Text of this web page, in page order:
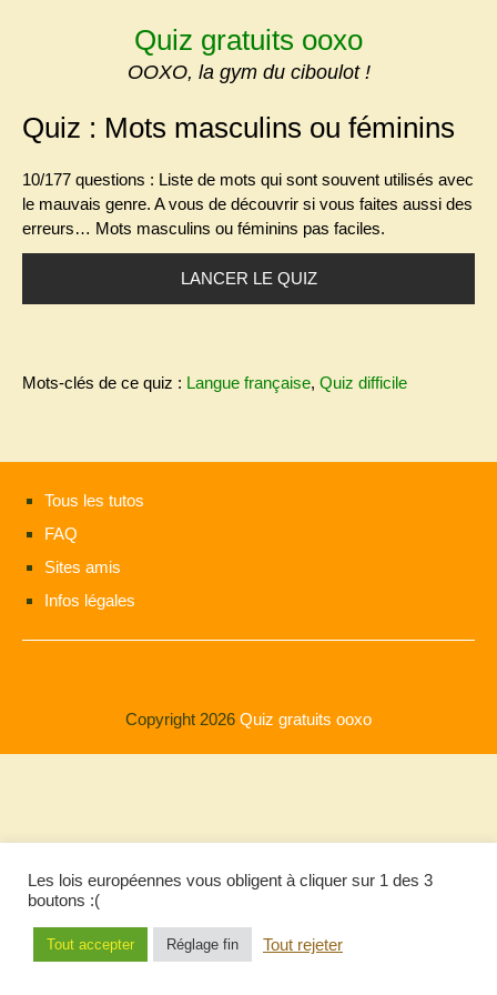
Quiz gratuits ooxo
OOXO, la gym du ciboulot !
Quiz : Mots masculins ou féminins
10/177 questions : Liste de mots qui sont souvent utilisés avec
le mauvais genre. A vous de découvrir si vous faites aussi des
erreurs… Mots masculins ou féminins pas faciles.
LANCER LE QUIZ
Mots-clés de ce quiz : Langue française, Quiz difficile
Tous les tutos
FAQ
Sites amis
Infos légales
Copyright 2026 Quiz gratuits ooxo
Les lois européennes vous obligent à cliquer sur 1 des 3
boutons :(
Tout accepter Réglage fin Tout rejeter